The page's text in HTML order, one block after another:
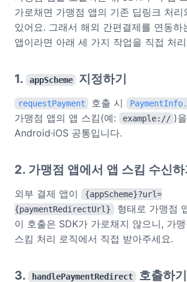
가로채면 가맹점 앱의 기존 딥링크 처리
있어요. 그래서 해외 간편결제를 연동하
앱이라면 아래 세 가지 작업을 직접 처
1. appScheme 지정하기
requestPayment 호출 시
가맹점 앱의 앱 스킴(예:
example:// )
Android·iOS 공통입니다.
2. 가맹점 앱에서 앱 스킴 수신하
외부 결제 앱이
{appScheme}?url=
{paymentRedirectUrl} 형태로 가맹점
이 호출은 SDK가 가로채지 않으니, 가
스킴 처리 로직에서 직접 받아주세요.
3. handlePaymentRedirect 호출하기